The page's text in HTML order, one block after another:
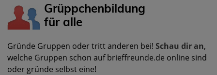
Grüppchenbildung
für alle
Gründe Gruppen oder tritt anderen bei! Schau dir an,
welche Gruppen schon auf brieffreunde.de online sind
oder gründe selbst eine!